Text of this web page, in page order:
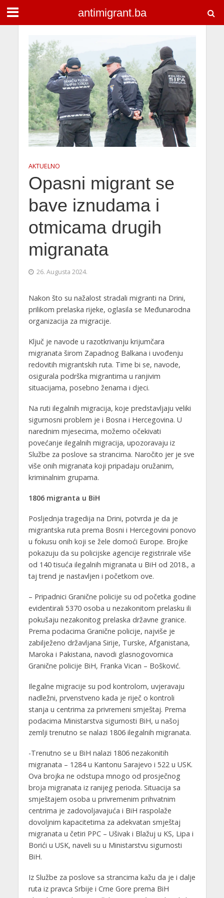
antimigrant.ba
AKTUELNO
Opasni migrant se
bave iznudama i
otmicama drugih
migranata
26. Augusta 2024.
Nakon što su nažalost stradali migranti na Drini,
prilikom prelaska rijeke, oglasila se Međunarodna
organizacija za migracije.
Ključ je navode u razotkrivanju krijumčara
migranata širom Zapadnog Balkana i uvođenju
redovitih migrantskih ruta. Time bi se, navode,
osigurala podrška migrantima u ranjivim
situacijama, posebno ženama i djeci.
Na ruti ilegalnih migracija, koje predstavljaju veliki
sigurnosni problem je i Bosna i Hercegovina. U
narednim mjesecima, možemo očekivati
povećanje ilegalnih migracija, upozoravaju iz
Službe za poslove sa strancima. Naročito jer je sve
više onih migranata koji pripadaju oružanim,
kriminalnim grupama.
1806 migranta u BiH
Posljednja tragedija na Drini, potvrda je da je
migrantska ruta prema Bosni i Hercegovini ponovo
u fokusu onih koji se žele domoći Europe. Brojke
pokazuju da su policijske agencije registrirale više
od 140 tisuća ilegalnih migranata u BiH od 2018., a
taj trend je nastavljen i početkom ove.
– Pripadnici Granične policije su od početka godine
evidentirali 5370 osoba u nezakonitom prelasku ili
pokušaju nezakonitog prelaska državne granice.
Prema podacima Granične policije, najviše je
zabilježeno državljana Sirije, Turske, Afganistana,
Maroka i Pakistana, navodi glasnogovornica
Granične policije BiH, Franka Vican – Bošković.
Ilegalne migracije su pod kontrolom, uvjeravaju
nadležni, prvenstveno kada je riječ o kontroli
stanja u centrima za privremeni smještaj. Prema
podacima Ministarstva sigurnosti BiH, u našoj
zemlji trenutno se nalazi 1806 ilegalnih migranata.
-Trenutno se u BiH nalazi 1806 nezakonitih
migranata – 1284 u Kantonu Sarajevo i 522 u USK.
Ova brojka ne odstupa mnogo od prosječnog
broja migranata iz ranijeg perioda. Situacija sa
smještajem osoba u privremenim prihvatnim
centrima je zadovoljavajuća i BiH raspolaže
dovoljnim kapacitetima za adekvatan smještaj
migranata u četiri PPC – Ušivak i Blažuj u KS, Lipa i
Borići u USK, naveli su u Ministarstvu sigurnosti
BiH.
Iz Službe za poslove sa strancima kažu da je i dalje
ruta iz pravca Srbije i Crne Gore prema BiH